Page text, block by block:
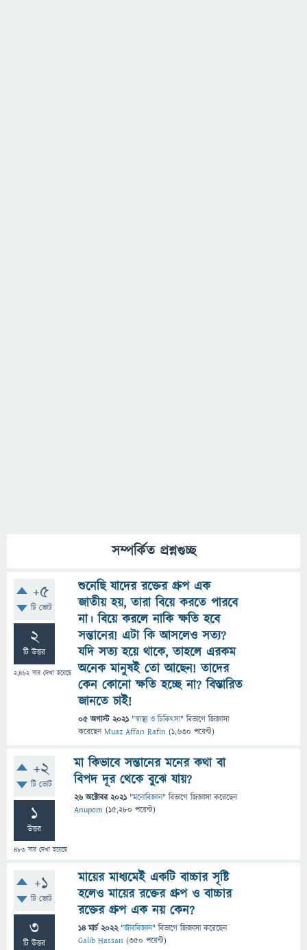
সম্পর্কিত প্রশ্নগুচ্ছ
+5
টি ভোট
2
টি উত্তর
2,462বার দেখা হয়েছে
শুনেছি যাদের রক্তের গ্রুপ এক
জাতীয় হয়, তারা বিয়ে করতে পারবে
না। বিয়ে করলে নাকি ক্ষতি হবে
সন্তানের! এটা কি আসলেও সত্য?
যদি সত্য হয়ে থাকে, তাহলে এরকম
অনেক মানুষই তো আছেন! তাদের
কেন কোনো ক্ষতি হচ্ছে না? বিস্তারিত
জানতে চাই!
05 অগাস্ট 2021 "স্বাস্থ্য ও চিকিৎসা" বিভাগে জিজ্ঞাসা
করেছেনMuaz Affan Rafin (1,630 পয়েন্ট)
+2
টি ভোট
1
উত্তর
483 বার দেখা হয়েছে
মা কিভাবে সন্তানের মনের কথা বা
বিপদ দূর থেকে বুঝে যায়?
26 অক্টোবর 2021 "মনোবিজ্ঞান" বিভাগে জিজ্ঞাসাকরেছেন
Anupom (15,280 পয়েন্ট)
+1
টি ভোট
3
টি উত্তর
মায়ের মাধ্যমেই একটি বাচ্চার সৃষ্টি
হলেও মায়ের রক্তের গ্রুপ ও বাচ্চার
রক্তের গ্রুপ এক নয় কেন?
14 মার্চ 2022 "জীববিজ্ঞান" বিভাগে জিজ্ঞাসাকরেছেন
Galib Hassan (350 পয়েন্ট)